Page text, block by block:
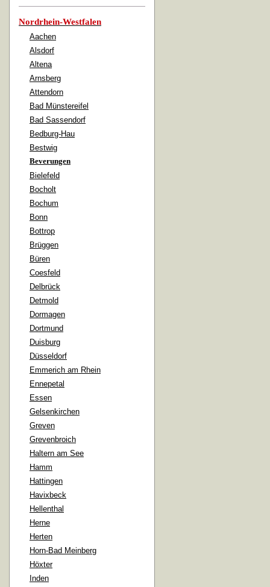
Nordrhein-Westfalen
Aachen
Alsdorf
Altena
Arnsberg
Attendorn
Bad Münstereifel
Bad Sassendorf
Bedburg-Hau
Bestwig
Beverungen
Bielefeld
Bocholt
Bochum
Bonn
Bottrop
Brüggen
Büren
Coesfeld
Delbrück
Detmold
Dormagen
Dortmund
Duisburg
Düsseldorf
Emmerich am Rhein
Ennepetal
Essen
Gelsenkirchen
Greven
Grevenbroich
Haltern am See
Hamm
Hattingen
Havixbeck
Hellenthal
Herne
Herten
Horn-Bad Meinberg
Höxter
Inden